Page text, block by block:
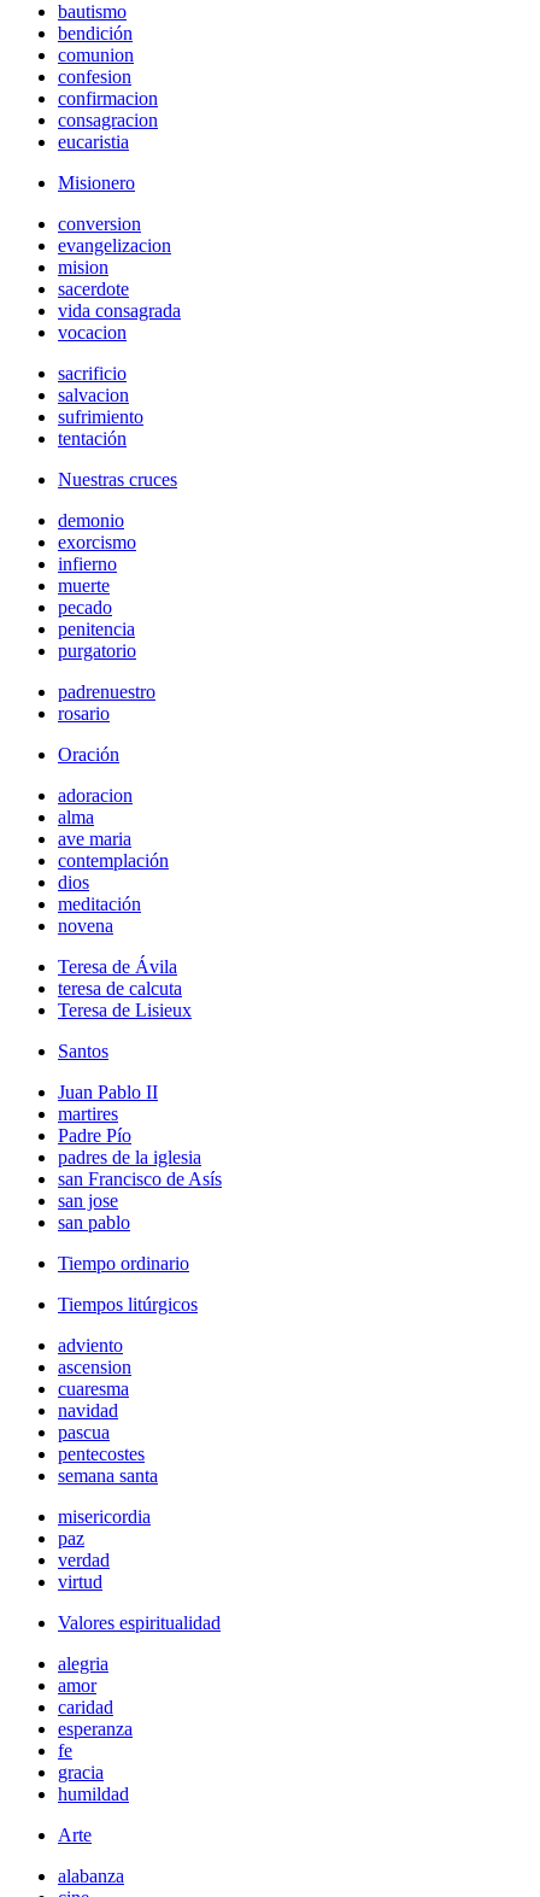
bautismo
bendición
comunion
confesion
confirmacion
consagracion
eucaristia
Misionero
conversion
evangelizacion
mision
sacerdote
vida consagrada
vocacion
sacrificio
salvacion
sufrimiento
tentación
Nuestras cruces
demonio
exorcismo
infierno
muerte
pecado
penitencia
purgatorio
padrenuestro
rosario
Oración
adoracion
alma
ave maria
contemplación
dios
meditación
novena
Teresa de Ávila
teresa de calcuta
Teresa de Lisieux
Santos
Juan Pablo II
martires
Padre Pío
padres de la iglesia
san Francisco de Asís
san jose
san pablo
Tiempo ordinario
Tiempos litúrgicos
adviento
ascension
cuaresma
navidad
pascua
pentecostes
semana santa
misericordia
paz
verdad
virtud
Valores espiritualidad
alegria
amor
caridad
esperanza
fe
gracia
humildad
Arte
alabanza